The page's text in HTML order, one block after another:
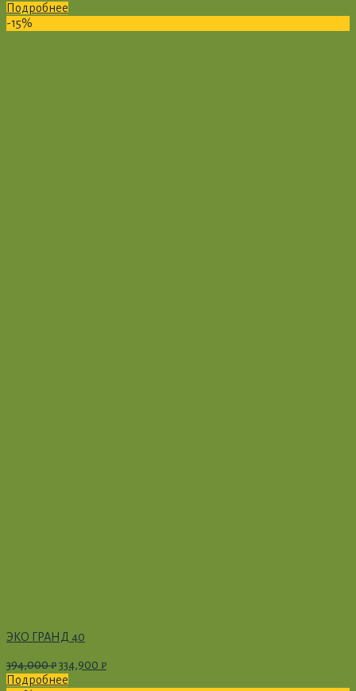
Подробнее
-15%
ЭКО ГРАНД 40
394,000₽334,900 ₽
Подробнее